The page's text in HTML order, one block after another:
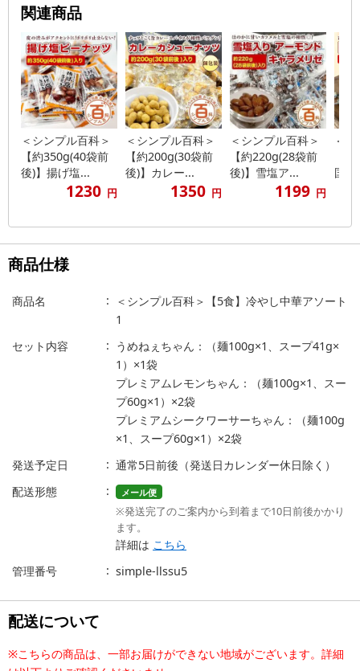
関連商品
＜シンプル百科＞
【約350g(40袋前
後)】揚げ塩...
1230 円
＜シンプル百科＞
【約200g(30袋前
後)】カレー...
1350 円
＜シンプル百科＞
【約220g(28袋前
後)】雪塩ア...
1199 円
＜
国
商品仕様
商品名
＜シンプル百科＞【5食】冷やし中華アソート
1
セット内容
うめねぇちゃん：（麺100g×1、スープ41g×
1）×1袋
プレミアムレモンちゃん：（麺100g×1、スー
プ60g×1）×2袋
プレミアムシークワーサーちゃん：（麺100g
×1、スープ60g×1）×2袋
発送予定日
通常5日前後（発送日カレンダー休日除く）
配送形態
メール便
※発送完了のご案内から到着まで10日前後かかり
ます。
詳細は こちら
管理番号
simple-llssu5
配送について
※こちらの商品は、一部お届けができない地域がございます。詳細